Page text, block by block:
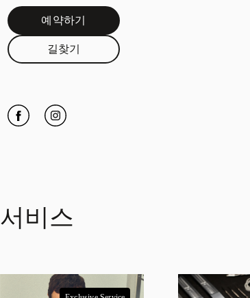
예약하기Link Opens in New Tab
길찾기Link Opens in New Tab
Click to open Facebook
Link Opens in New Tab
Click to open Instagram
Link Opens in New Tab
서비스